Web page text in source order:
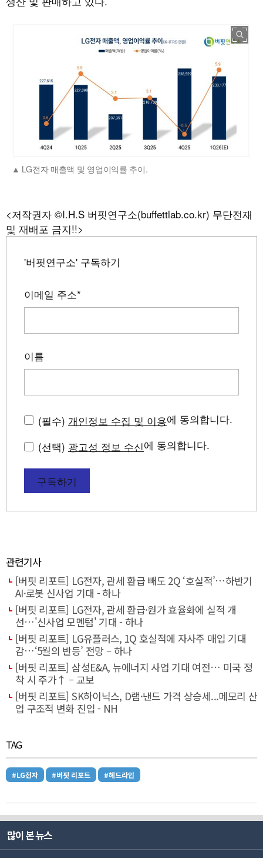
LG전자 매출액 및 영업이익률 추이.
<저작권자 ©I.H.S 버핏연구소(buffettlab.co.kr) 무단전재
및 재배포 금지!!>
'버핏연구소' 구독하기
이메일 주소*
이름
(필수) 개인정보 수집 및 이용에 동의합니다.
(선택) 광고성 정보 수신에 동의합니다.
구독하기
관련기사
[버핏 리포트] LG전자, 관세 환급 빼도 2Q ‘호실적’…하반기
AI·로봇 신사업 기대 - 하나
[버핏 리포트] LG전자, 관세 환급·원가 효율화에 실적 개
선…'신사업 모멘텀' 기대 - 하나
[버핏 리포트] LG유플러스, 1Q 호실적에 자사주 매입 기대
감…‘5월의 반등’ 전망 – 하나
[버핏 리포트] 삼성E&A, 뉴에너지 사업 기대 여전… 미국 정
착 시 주가↑ – 교보
[버핏 리포트] SK하이닉스, D램·낸드 가격 상승세...메모리 산
업 구조적 변화 진입 - NH
TAG
#LG전자 #버핏 리포트 #헤드라인
많이 본 뉴스